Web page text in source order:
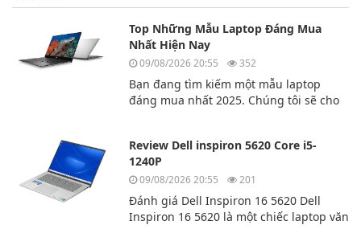
Top Những Mẫu Laptop Đáng Mua
Nhất Hiện Nay
09/08/2026 20:55 352
Bạn đang tìm kiếm một mẫu laptop
đáng mua nhất 2025. Chúng tôi sẽ cho
Review Dell inspiron 5620 Core i5-
1240P
09/08/2026 20:55 201
Đánh giá Dell Inspiron 16 5620 Dell
Inspiron 16 5620 là một chiếc laptop văn